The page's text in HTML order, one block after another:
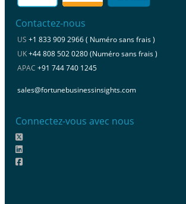
Contactez-nous
US +1 833 909 2966 ( Numéro sans frais )
UK+44 808 502 0280 (Numéro sans frais )
APAC +91 744 740 1245
sales@fortunebusinessinsights.com
Connectez-vous avec nous